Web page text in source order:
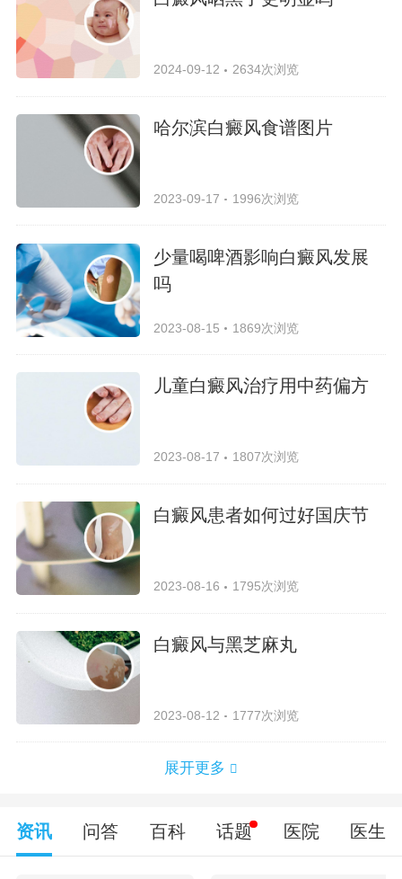
2024-09-12 2634次浏览
哈尔滨白癜风食谱图片
2023-09-17 1996次浏览
少量喝啤酒影响白癜风发展
吗
2023-08-15 1869次浏览
儿童白癜风治疗用中药偏方
2023-08-17 1807次浏览
白癜风患者如何过好国庆节
2023-08-16 1795次浏览
白癜风与黑芝麻丸
2023-08-12 1777次浏览
展开更多
资讯 问答 百科 话题 医院 医生